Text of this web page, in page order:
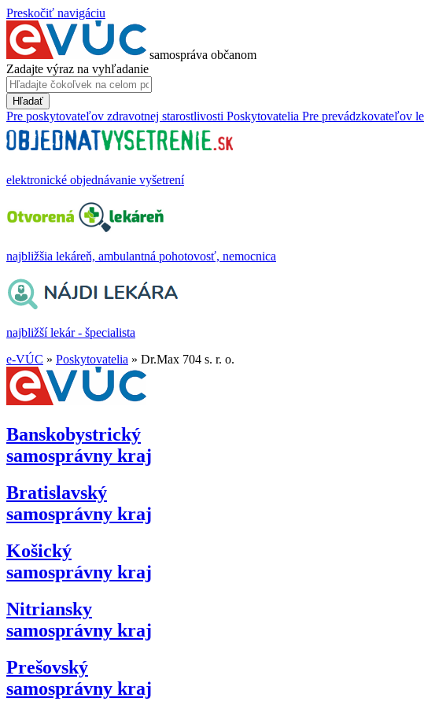
Preskočiť navigáciu
samospráva občanom
Zadajte výraz na vyhľadanie
Hľadať
Pre poskytovateľov zdravotnej starostlivosti Poskytovatelia Pre prevádzkovateľov
elektronické objednávanie vyšetrení
najbližšia lekáreň, ambulantná pohotovosť, nemocnica
najbližší lekár - špecialista
e-VÚC » Poskytovatelia » Dr.Max 704 s. r. o.
Banskobystrický
samosprávny kraj
Bratislavský
samosprávny kraj
Košický
samosprávny kraj
Nitriansky
samosprávny kraj
Prešovský
samosprávny kraj